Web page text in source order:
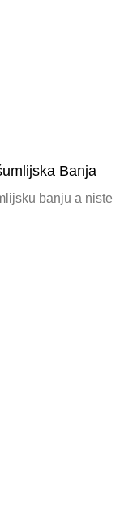
Banja
banju a niste